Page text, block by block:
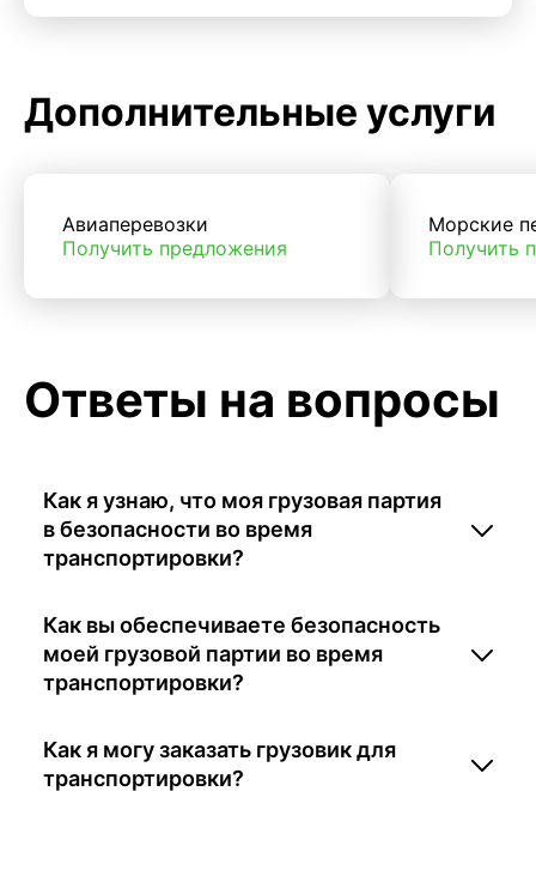
Дополнительные услуги
Авиаперевозки
Получить предложения
Морские
Получить
Ответы на вопросы
Как я узнаю, что моя грузовая партия
в безопасности во время
транспортировки?
Как вы обеспечиваете безопасность
моей грузовой партии во время
транспортировки?
Как я могу заказать грузовик для
транспортировки?